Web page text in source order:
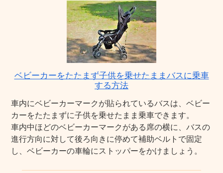
ベビーカーをたたまず子供を乗せたままバスに乗車
する方法
車内にベビーカーマークが貼られているバスは、ベビー
カーをたたまずに子供を乗せたまま乗車できます。
車内中ほどのベビーカーマークがある席の横に、バスの
進行方向に対して後ろ向きに停めて補助ベルトで固定
し、ベビーカーの車輪にストッパーをかけましょう。